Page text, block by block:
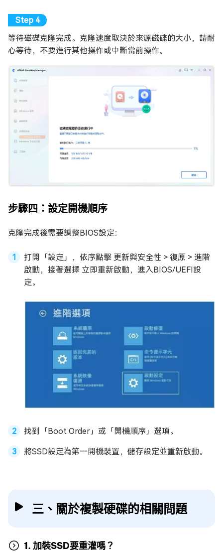
等待磁碟克隆完成。克隆速度取決於來源磁碟的大小，請耐
心等待，不要進行其他操作或中斷當前操作。
步驟四：設定開機順序
克隆完成後需要調整BIOS設定：
打開「設定」，依序點擊 更新與安全性 > 復原 > 進階
啟動，接著選擇 立即重新啟動，進入BIOS/UEFI設
定。
找到「Boot Order」或「開機順序」選項。
將SSD設定為第一開機裝置，儲存設定並重新啟動。
三、關於複製硬碟的相關問題
1. 加裝SSD要重灌嗎？